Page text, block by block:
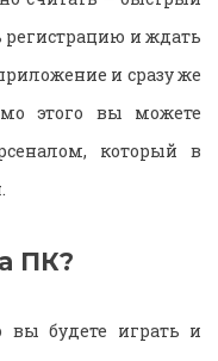
регистрацию и ждать
и сразу же
этого вы можете
который в
ПК?
вы будете играть и